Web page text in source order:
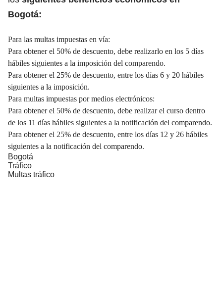
Bogotá:
Para las multas impuestas en vía:
Para obtener el 50% de descuento, debe realizarlo en los 5 días
hábiles siguientes a la imposición del comparendo.
Para obtener el 25% de descuento, entre los días 6 y 20 hábiles
siguientes a la imposición.
Para multas impuestas por medios electrónicos:
Para obtener el 50% de descuento, debe realizar el curso dentro
de los 11 días hábiles siguientes a la notificación del comparendo.
Para obtener el 25% de descuento, entre los días 12 y 26 hábiles
siguientes a la notificación del comparendo.
Bogotá
Tráfico
Multas tráfico